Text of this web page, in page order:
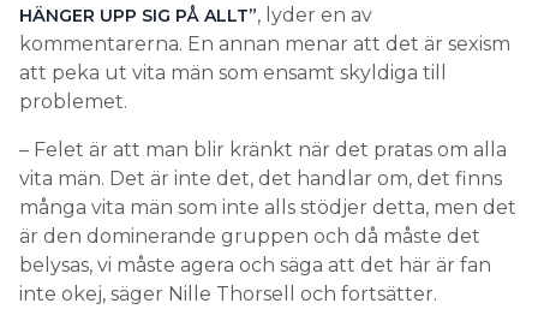
HÄNGER UPP SIG PÅ ALLT”, lyder en av
kommentarerna. En annan menar att det är sexism
att peka ut vita män som ensamt skyldiga till
problemet.
– Felet är att man blir kränkt när det pratas om alla
vita män. Det är inte det, det handlar om, det finns
många vita män som inte alls stödjer detta, men det
är den dominerande gruppen och då måste det
belysas, vi måste agera och säga att det här är fan
inte okej, säger Nille Thorsell och fortsätter.